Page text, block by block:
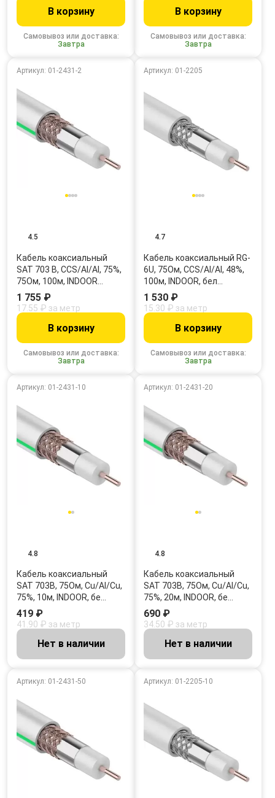
Самовывоз или доставка:
Завтра
В корзину
Самовывоз или доставка:
Завтра
В корзину
Артикул: 01-2431-2
4.5
Кабель коаксиальный
SAT 703 B, CCS/Al/Al, 75%,
75Ом, 100м, INDOOR…
Самовывоз или доставка:
Завтра
1 755 ₽
17.55 ₽ за метр
В корзину
Артикул: 01-2205
4.7
Кабель коаксиальный RG-
6U, 75Ом, CCS/Al/Al, 48%,
100м, INDOOR, бел…
Самовывоз или доставка:
Завтра
1 530 ₽
15.30 ₽ за метр
В корзину
Артикул: 01-2431-10
4.8
Кабель коаксиальный
SAT 703B, 75Ом, Cu/Al/Cu,
75%, 10м, INDOOR, бе…
419 ₽
41.90 ₽ за метр
Нет в наличии
Артикул: 01-2431-20
4.8
Кабель коаксиальный
SAT 703B, 75Ом, Cu/Al/Cu,
75%, 20м, INDOOR, бе…
690 ₽
34.50 ₽ за метр
Нет в наличии
Артикул: 01-2431-50 Артикул: 01-2205-10